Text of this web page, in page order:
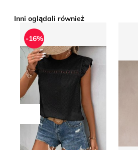
Inni oglądali również
Przesuń w lewo
Bluzka damska casual Intimica
-16%